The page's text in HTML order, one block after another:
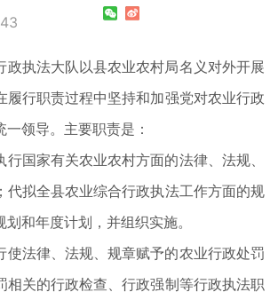
政执法大队以县农业农村局名义对外开展
履行职责过程中坚持和加强党对农业行政
领导。主要职责是：
行国家有关农业农村方面的法律、法规、
代拟全县农业综合行政执法工作方面的规
和年度计划，并组织实施。
使法律、法规、规章赋予的农业行政处罚
相关的行政检查、行政强制等行政执法职